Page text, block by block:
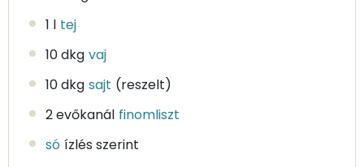
1 l tej
10 dkg vaj
10 dkg sajt (reszelt)
2 evőkanál finomliszt
só ízlés szerint